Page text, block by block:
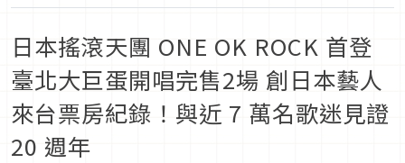
日本搖滾天團 ONE OK ROCK 首登
臺北大巨蛋開唱完售2場 創日本藝人
來台票房紀錄！與近 7 萬名歌迷見證
20 週年